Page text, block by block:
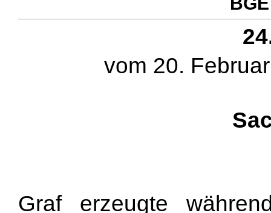
vom 20.
Graf erzeugte